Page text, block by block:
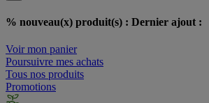
% nouveau(x) produit(s) : Dernier ajout :
Voir mon panier
Poursuivre mes achats
Tous nos produits
Promotions